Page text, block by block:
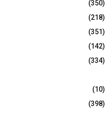
(350)
(218)
(351)
(142)
(334)
(10)
(398)